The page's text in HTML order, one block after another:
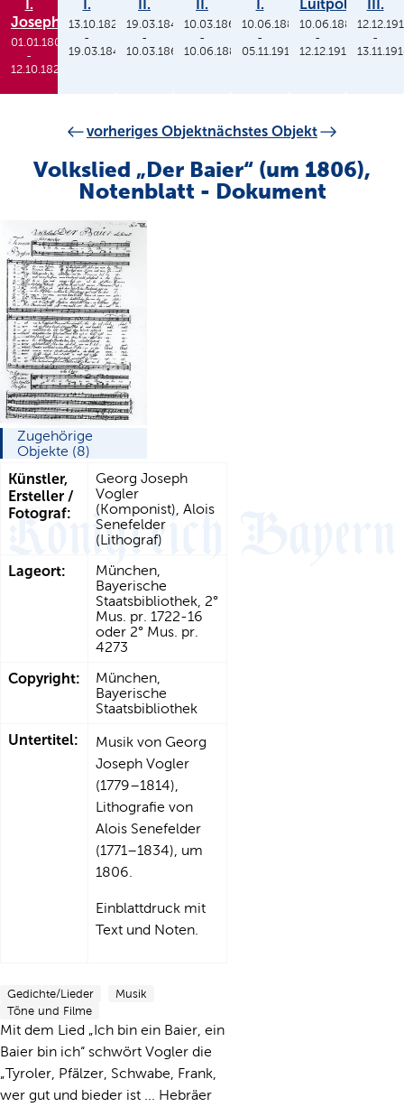
I.
Joseph
01.01.1806
-
12.10.1825
I.
13.10.1825
-
19.03.1848
II.
19.03.1848
-
10.03.1864
II.
10.03.1864
-
10.06.1886
I.
10.06.1886
-
05.11.1913
Luitpold
10.06.1886
-
12.12.1912
III.
-
vorheriges Objektnächstes Objekt
Volkslied „Der Baier“ (um 1806),
Notenblatt - Dokument
Zugehörige
Objekte (8)
Künstler,
Ersteller /
Fotograf:
Georg Joseph
Vogler
(Komponist), Alois
Senefelder
(Lithograf)
Lageort:
München,
Bayerische
Staatsbibliothek, 2°
Mus. pr. 1722-16
oder 2° Mus. pr.
4273
Copyright:
München,
Bayerische
Staatsbibliothek
Untertitel:
Musik von Georg
Joseph Vogler
(1779–1814),
Lithografie von
Alois Senefelder
(1771–1834), um
1806.
Einblattdruck mit
Text und Noten.
Gedichte/Lieder
Musik
Töne und Filme
Mit dem Lied „Ich bin ein Baier, ein
Baier bin ich“ schwört Vogler die
„Tyroler, Pfälzer, Schwabe, Frank,
wer gut und bieder ist ... Hebräer